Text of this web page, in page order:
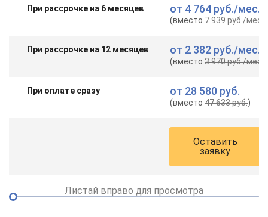
При рассрочке на 6 месяцев от 4 764 руб./мес.
(вместо7 939 руб./мес.
При рассрочке на 12 месяцев от 2 382 руб./мес.
(вместо3 970 руб./мес.
При оплате сразу от 28 580 руб.
(вместо47 633 руб.)
Оставить
заявку
Листай вправо для просмотра